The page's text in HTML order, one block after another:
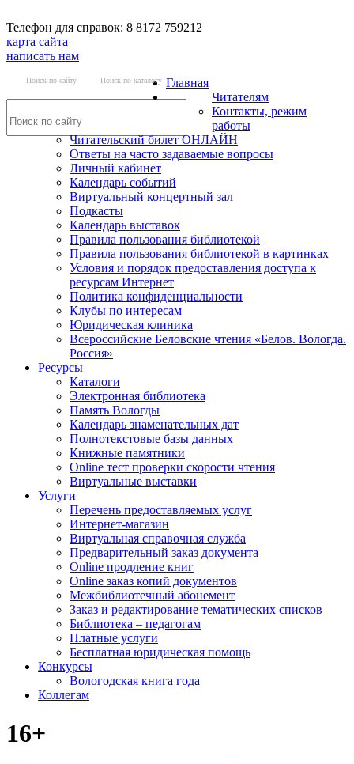
Телефон для справок: 8 8172 759212
карта сайта
написать нам
Поиск по сайту Поиск по каталогу Главная
Читателям
Контакты, режим
работы
Читательский билет ОНЛАЙН
Ответы на часто задаваемые вопросы
Личный кабинет
Календарь событий
Виртуальный концертный зал
Подкасты
Календарь выставок
Правила пользования библиотекой
Правила пользования библиотекой в картинках
Условия и порядок предоставления доступа к
ресурсам Интернет
Политика конфиденциальности
Клубы по интересам
Юридическая клиника
Всероссийские Беловские чтения «Белов. Вологда.
Россия»
Ресурсы
Каталоги
Электронная библиотека
Память Вологды
Календарь знаменательных дат
Полнотекстовые базы данных
Книжные памятники
Online тест проверки скорости чтения
Виртуальные выставки
Услуги
Перечень предоставляемых услуг
Интернет-магазин
Виртуальная справочная служба
Предварительный заказ документа
Online продление книг
Online заказ копий документов
Межбиблиотечный абонемент
Заказ и редактирование тематических списков
Библиотека – педагогам
Платные услуги
Бесплатная юридическая помощь
Конкурсы
Вологодская книга года
Коллегам
16+